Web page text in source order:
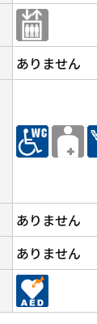
ありません
ありません
ありません